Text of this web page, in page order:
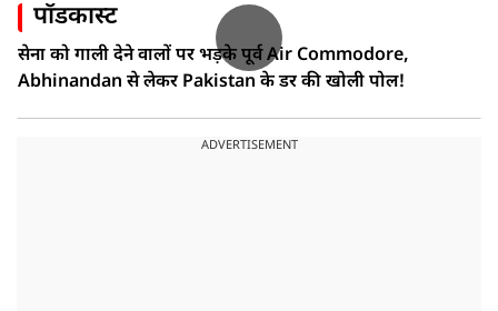
पॉडकास्ट
सेना को गाली देने वालों पर भड़के पूर्व Air Commodore,
Abhinandan से लेकर Pakistan के डर की खोली पोल!
ADVERTISEMENT